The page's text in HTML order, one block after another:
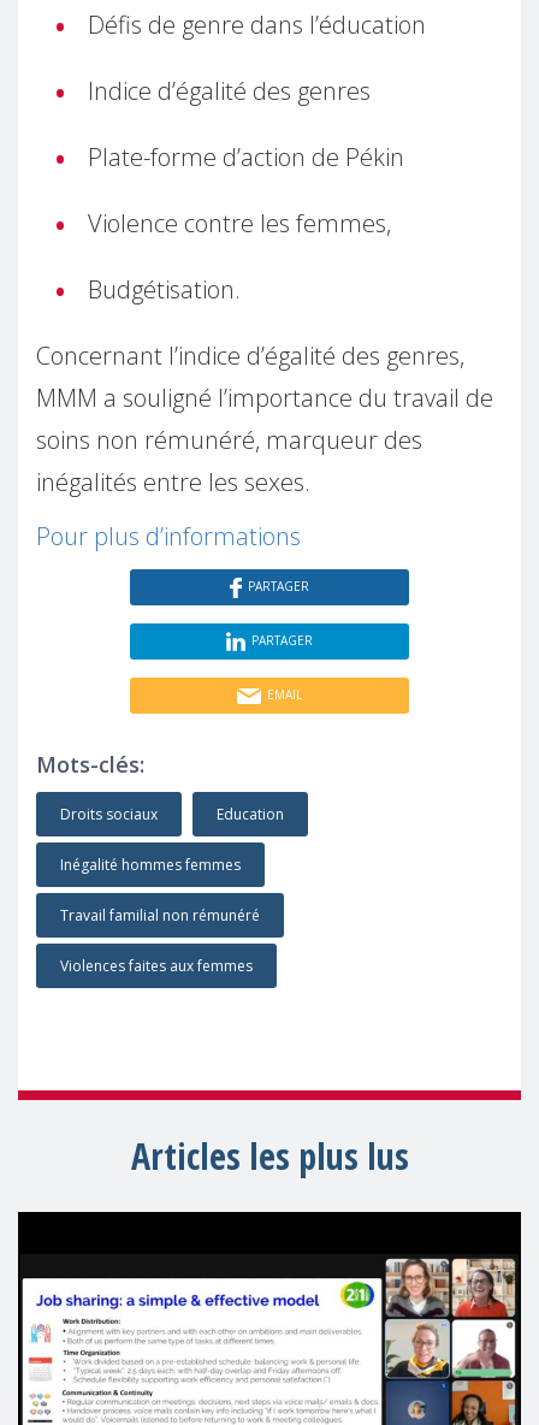
Défis de genre dans l’éducation
Indice d’égalité des genres
Plate-forme d’action de Pékin
Violence contre les femmes,
Budgétisation.
Concernant l’indice d’égalité des genres,
MMM a souligné l’importance du travail de
soins non rémunéré, marqueur des
inégalités entre les sexes.
Pour plus d’informations
PARTAGER
PARTAGER
EMAIL
Mots-clés:
Droits sociaux Education
Inégalité hommes femmes
Travail familial non rémunéré
Violences faites aux femmes
Articles les plus lus